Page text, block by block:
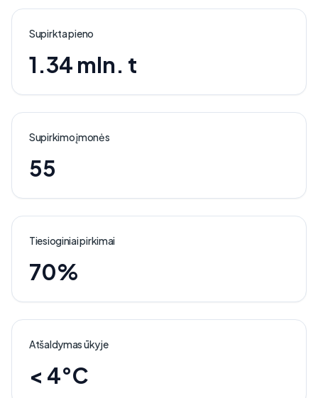
Supirkta pieno
1.34 mln. t
Supirkimo įmonės
55
Tiesioginiai pirkimai
70%
Atšaldymas ūkyje
< 4°C